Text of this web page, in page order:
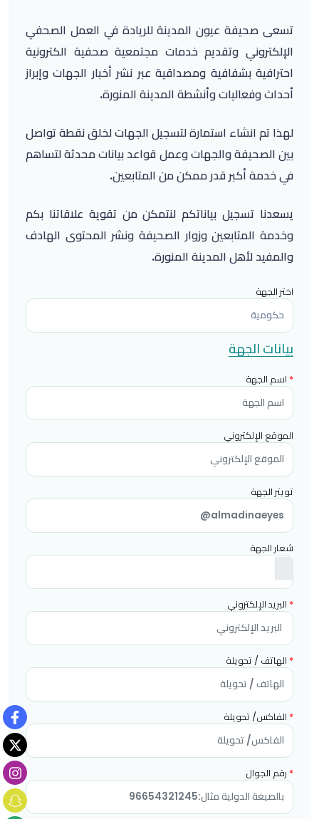
تسعى صحيفة عيون المدينة للريادة في العمل الصحفي
الإلكتروني وتقديم خدمات مجتمعية صحفية الكترونية
احترافية بشفافية ومصداقية عبر نشر أخبار الجهات وإبراز
أحداث وفعاليات وأنشطة المدينة المنورة.
لهذا تم انشاء استمارة لتسجيل الجهات لخلق نقطة تواصل
بين الصحيفة والجهات وعمل قواعد بيانات محدثة لتساهم
في خدمة أكبر قدر ممكن من المتابعين.
يسعدنا تسجيل بياناتكم لنتمكن من تقوية علاقاتنا بكم
وخدمة المتابعين وزوار الصحيفة ونشر المحتوى الهادف
والمفيد لأهل المدينة المنورة.
اختر الجهة
بيانات الجهة
* اسم الجهة
الموقع الإلكتروني
تويتر الجهة
شعار الجهة
* البريد الإلكتروني
* الهاتف / تحويلة
* الفاكس/ تحويلة
* رقم الجوال